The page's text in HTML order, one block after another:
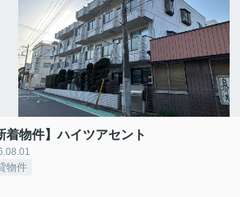
着物件】ハイツアセント
物件